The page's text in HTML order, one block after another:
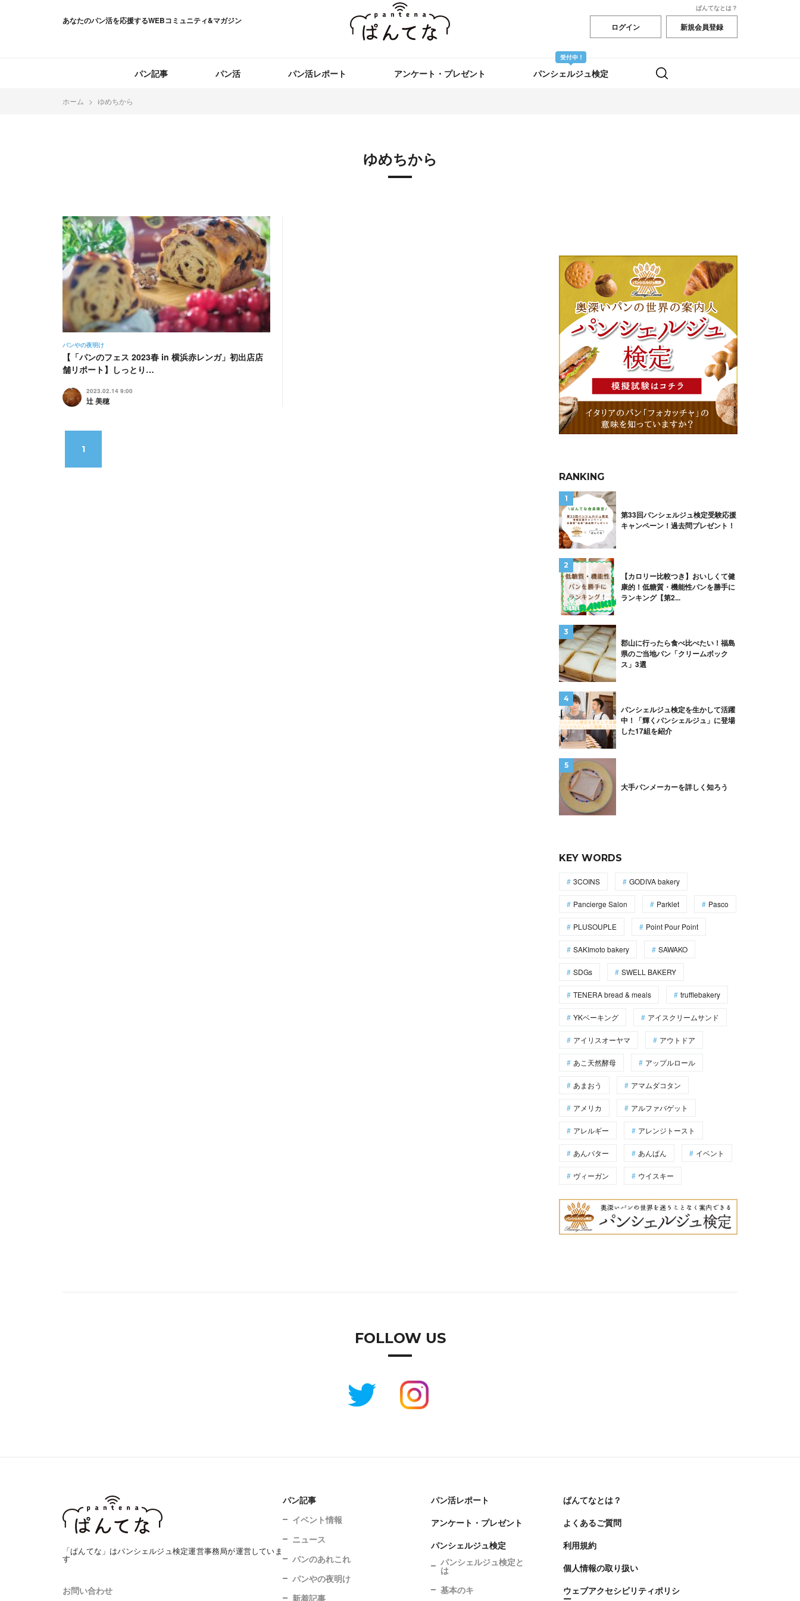
あなたのパン活を応援するWEBコミュニティ&マガジン
ぱんてなとは？
ログイン 新規会員登録
パン記事 パン活 パン活レポート アンケート・プレゼント パンシェルジュ検定
ホーム ゆめちから
ゆめちから
パンやの夜明け
【「パンのフェス 2023春 in 横浜赤レンガ」初出店店
舗リポート】しっとり…
2023.02.14 9:00
辻 美穂
1
RANKING
第33回パンシェルジュ検定受験応援
キャンペーン！過去問プレゼント！
【カロリー比較つき】おいしくて健
康的！低糖質・機能性パンを勝手に
ランキング【第2...
郡山に行ったら食べ比べたい！福島
県のご当地パン「クリームボック
ス」3選
パンシェルジュ検定を生かして活躍
中！「輝くパンシェルジュ」に登場
した17組を紹介
大手パンメーカーを詳しく知ろう
KEY WORDS
3COINS GODIVA bakery
Pancierge Salon Parklet Pasco
PLUSOUPLE Point Pour Point
SAKImoto bakery SAWAKO
SDGs SWELL BAKERY
TENERA bread & meals trufflebakery
YKベーキング アイスクリームサンド
アイリスオーヤマ アウトドア
あこ天然酵母 アップルロール
あまおう アマムダコタン
アメリカ アルファバゲット
アレルギー アレンジトースト
あんバター あんぱん イベント
ヴィーガン ウイスキー
FOLLOW US
「ぱんてな」はパンシェルジュ検定運営事務局が運営していま
す
お問い合わせ
パン記事
イベント情報
ニュース
パンのあれこれ
パンやの夜明け
新着記事
パン活レポート
アンケート・プレゼント
パンシェルジュ検定
パンシェルジュ検定と
は
基本のキ
ぱんてなとは？
よくあるご質問
利用規約
個人情報の取り扱い
ウェブアクセシビリティポリシ
ー